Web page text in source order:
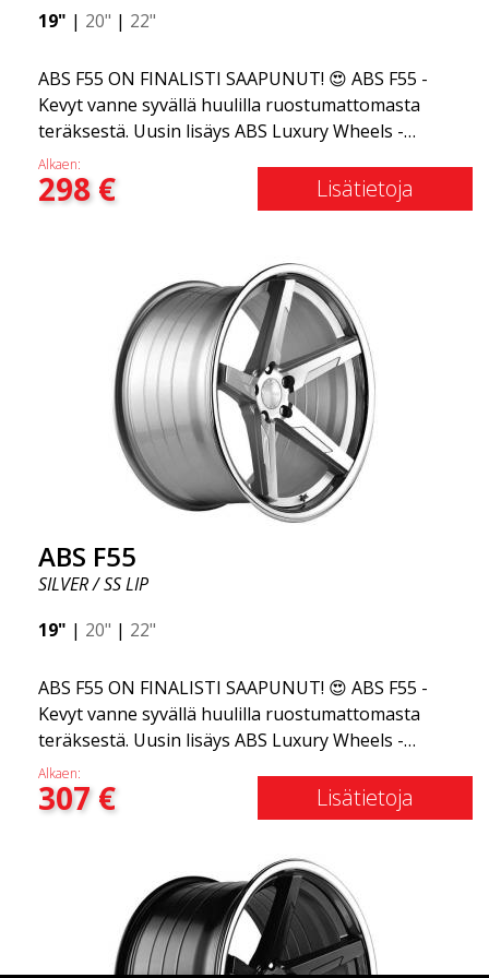
19" | 20" | 22"
ABS F55 ON FINALISTI SAAPUNUT! 😍 ABS F55 -
Kevyt vanne syvällä huulilla ruostumattomasta
teräksestä. Uusin lisäys ABS Luxury Wheels -
perheeseen on saapunut, toivotamme
tervetulleeksi ABS F55:n - markkinoiden
tyylikkäimmän kesävanteen. Jos olet tottunut
on sinua varten. Tämä muotoilu yhdistää klassisen
ylellisyyden ruostumattoman teräksen huuleen ja
flow forming -tekniikkaan. ABS F55 on yhtä ylellinen
kuin vanne voi olla.
Alkaen:
298€ Lisätietoja
ABS F55
SILVER / SS LIP
19" | 20" | 22"
ABS F55 ON FINALISTI SAAPUNUT! 😍 ABS F55 -
Kevyt vanne syvällä huulilla ruostumattomasta
teräksestä. Uusin lisäys ABS Luxury Wheels -
perheeseen on saapunut, toivotamme
tervetulleeksi ABS F55:n - markkinoiden
tyylikkäimmän kesävanteen. Jos olet tottunut
on sinua varten. Tämä muotoilu yhdistää klassisen
ylellisyyden ruostumattoman teräksen huuleen ja
flow forming -tekniikkaan. ABS F55 on yhtä ylellinen
kuin vanne voi olla.
Alkaen:
307€ Lisätietoja